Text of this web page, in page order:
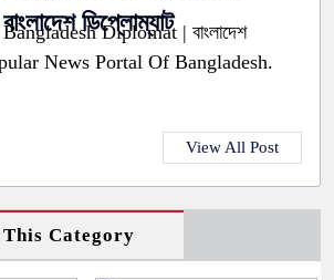
বাংলাদেশ ডিপ্লোম্যাট
Bangladesh Diplomat | বাংলাদেশ
News Portal Of Bangladesh.
View All Post
Category